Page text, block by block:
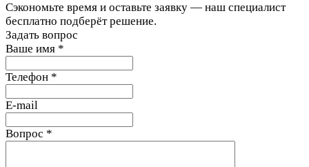
Сэкономьте время и оставьте заявку — наш специалист
бесплатно подберёт решение.
Задать вопрос
Ваше имя *
Телефон *
E-mail
Вопрос *